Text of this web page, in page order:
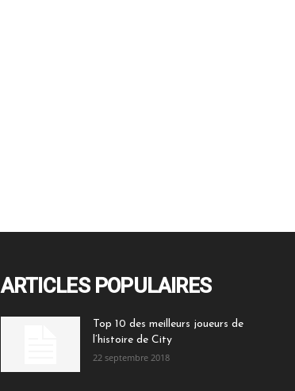
ARTICLES POPULAIRES
Top 10 des meilleurs joueurs de
l’histoire de City
22 septembre 2018